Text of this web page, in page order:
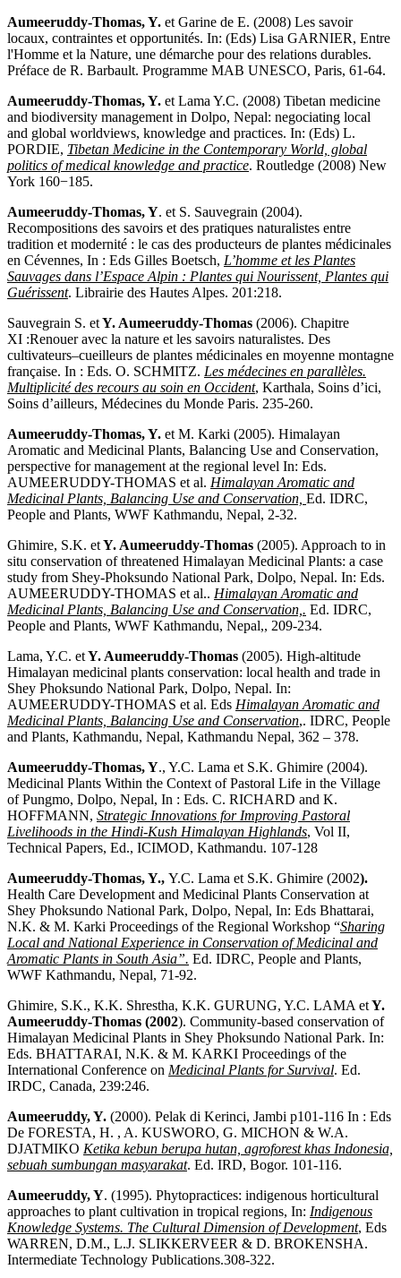
Aumeeruddy-Thomas, Y. et Garine de E. (2008) Les savoir
locaux, contraintes et opportunités. In: (Eds) Lisa GARNIER, Entre
l'Homme et la Nature, une démarche pour des relations durables.
Préface de R. Barbault. Programme MAB UNESCO, Paris, 61-64.
Aumeeruddy-Thomas, Y. et Lama Y.C. (2008) Tibetan medicine
and biodiversity management in Dolpo, Nepal: negociating local
and global worldviews, knowledge and practices. In: (Eds) L.
PORDIE, Tibetan Medicine in the Contemporary World, global
politics of medical knowledge and practice. Routledge (2008) New
York 160−185.
Aumeeruddy-Thomas, Y. et S. Sauvegrain (2004).
Recompositions des savoirs et des pratiques naturalistes entre
tradition et modernité : le cas des producteurs de plantes médicinales
en Cévennes, In : Eds Gilles Boetsch, L’homme et les Plantes
Sauvages dans l’Espace Alpin : Plantes qui Nourissent, Plantes qui
Guérissent. Librairie des Hautes Alpes. 201:218.
Sauvegrain S. etY. Aumeeruddy-Thomas (2006). Chapitre
XI :Renouer avec la nature et les savoirs naturalistes. Des
cultivateurs–cueilleurs de plantes médicinales en moyenne montagne
française. In : Eds. O. SCHMITZ. Les médecines en parallèles.
Multiplicité des recours au soin en Occident, Karthala, Soins d’ici,
Soins d’ailleurs, Médecines du Monde Paris. 235-260.
Aumeeruddy-Thomas, Y. et M. Karki (2005). Himalayan
Aromatic and Medicinal Plants, Balancing Use and Conservation,
perspective for management at the regional level In: Eds.
AUMEERUDDY-THOMAS et al. Himalayan Aromatic and
Medicinal Plants, Balancing Use and Conservation, Ed. IDRC,
People and Plants, WWF Kathmandu, Nepal, 2-32.
Ghimire, S.K. etY. Aumeeruddy-Thomas (2005). Approach to in
situ conservation of threatened Himalayan Medicinal Plants: a case
study from Shey-Phoksundo National Park, Dolpo, Nepal. In: Eds.
AUMEERUDDY-THOMAS et al.. Himalayan Aromatic and
Medicinal Plants, Balancing Use and Conservation,. Ed. IDRC,
People and Plants, WWF Kathmandu, Nepal,, 209-234.
Lama, Y.C. etY. Aumeeruddy-Thomas (2005). High-altitude
Himalayan medicinal plants conservation: local health and trade in
Shey Phoksundo National Park, Dolpo, Nepal. In:
AUMEERUDDY-THOMAS et al. Eds Himalayan Aromatic and
Medicinal Plants, Balancing Use and Conservation,. IDRC, People
and Plants, Kathmandu, Nepal, Kathmandu Nepal, 362 – 378.
Aumeeruddy-Thomas, Y., Y.C. Lama et S.K. Ghimire (2004).
Medicinal Plants Within the Context of Pastoral Life in the Village
of Pungmo, Dolpo, Nepal, In : Eds. C. RICHARD and K.
HOFFMANN, Strategic Innovations for Improving Pastoral
Livelihoods in the Hindi-Kush Himalayan Highlands, Vol II,
Technical Papers, Ed., ICIMOD, Kathmandu. 107-128
Aumeeruddy-Thomas, Y., Y.C. Lama et S.K. Ghimire (2002).
Health Care Development and Medicinal Plants Conservation at
Shey Phoksundo National Park, Dolpo, Nepal, In: Eds Bhattarai,
N.K. & M. Karki Proceedings of the Regional Workshop “Sharing
Local and National Experience in Conservation of Medicinal and
Aromatic Plants in South Asia”. Ed. IDRC, People and Plants,
WWF Kathmandu, Nepal, 71-92.
Ghimire, S.K., K.K. Shrestha, K.K. GURUNG, Y.C. LAMA etY.
Aumeeruddy-Thomas (2002). Community-based conservation of
Himalayan Medicinal Plants in Shey Phoksundo National Park. In:
Eds. BHATTARAI, N.K. & M. KARKI Proceedings of the
International Conference on Medicinal Plants for Survival. Ed.
IRDC, Canada, 239:246.
Aumeeruddy, Y. (2000). Pelak di Kerinci, Jambi p101-116 In : Eds
De FORESTA, H. , A. KUSWORO, G. MICHON & W.A.
DJATMIKO Ketika kebun berupa hutan, agroforest khas Indonesia,
sebuah sumbungan masyarakat. Ed. IRD, Bogor. 101-116.
Aumeeruddy, Y. (1995). Phytopractices: indigenous horticultural
approaches to plant cultivation in tropical regions, In: Indigenous
Knowledge Systems. The Cultural Dimension of Development, Eds
WARREN, D.M., L.J. SLIKKERVEER & D. BROKENSHA.
Intermediate Technology Publications.308-322.